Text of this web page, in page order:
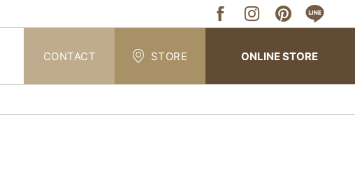
CONTACT STORE ONLINE STORE